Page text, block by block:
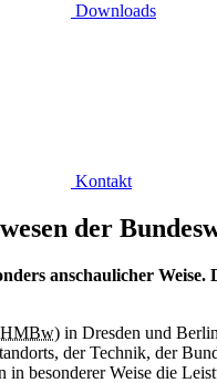
Downloads
Kontakt
der
anschaulicher
) in Dresden und
der Technik, der
in besonderer Weise die